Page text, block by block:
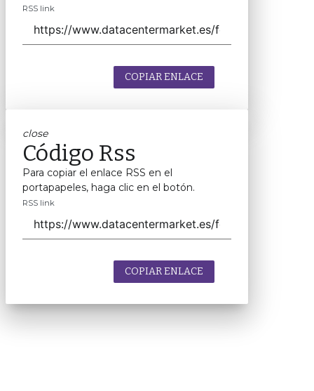
RSS link
COPIAR ENLACE
close
Código Rss
Para copiar el enlace RSS en el
portapapeles, haga clic en el botón.
RSS link
COPIAR ENLACE